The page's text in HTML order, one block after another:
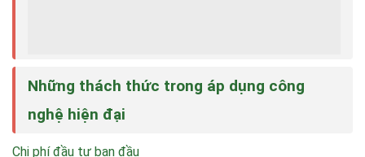
Những thách thức trong áp dụng công
nghệ hiện đại
Chi phí đầu tư ban đầu